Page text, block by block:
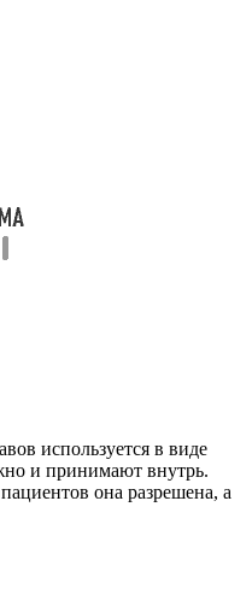
используется в виде
и принимают внутрь.
она разрешена, а